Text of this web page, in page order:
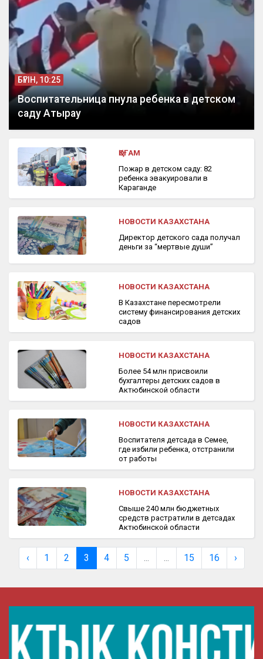
В Кокшетау афера с арендой бизнеса обернулась ущербом в
2,5 млн тенге
БҮГІН, 10:25
Воспитательница пнула ребенка в детском
саду Атырау
ҚОҒАМ
Пожар в детском саду: 82
ребенка эвакуировали в
Караганде
НОВОСТИ КАЗАХСТАНА
Директор детского сада получал
деньги за “мертвые души”
НОВОСТИ КАЗАХСТАНА
В Казахстане пересмотрели
систему финансирования детских
садов
НОВОСТИ КАЗАХСТАНА
Более 54 млн присвоили
бухгалтеры детских садов в
Актюбинской области
НОВОСТИ КАЗАХСТАНА
Воспитателя детсада в Семее,
где избили ребенка, отстранили
от работы
НОВОСТИ КАЗАХСТАНА
Свыше 240 млн бюджетных
средств растратили в детсадах
Актюбинской области
‹ 1 2 3 4 5 ... ... 15 16 ›